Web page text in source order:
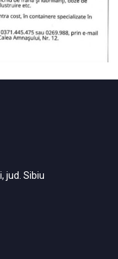
jud. Sibiu